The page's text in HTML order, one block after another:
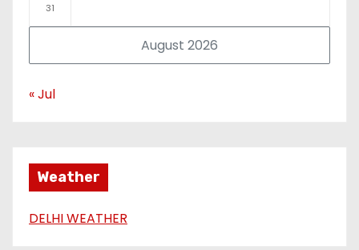
August 2026
31
« Jul
Weather
DELHI WEATHER